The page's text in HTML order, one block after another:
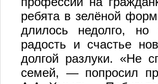
ребята в зелёной
длилось недолго, но
радость и счастье
долгой разлуки. «Не
семей, — попросил